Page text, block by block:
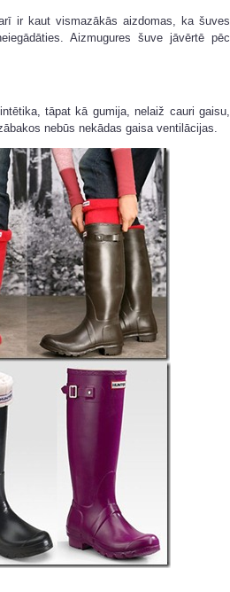
ir kaut vismazākās aizdomas, ka šuves
Aizmugures šuve jāvērtē pēc
tāpat kā gumija, nelaiž cauri gaisu,
nebūs nekādas gaisa ventilācijas.